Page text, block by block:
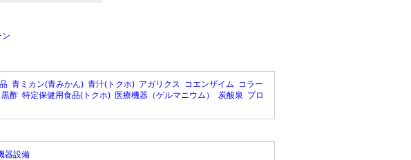
ン
青ミカン(青みかん) 青汁(トクホ) アガリクス コエンザイム コラー
黒酢 特定保健用食品(トクホ) 医療機器（ゲルマニウム） 炭酸泉 プロ
器設備